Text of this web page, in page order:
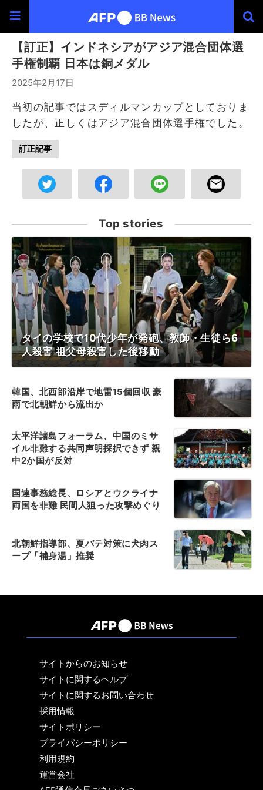
【訂正】インドネシアがアジア混合団体選
手権制覇 日本は銅メダル
2025年2月17日
当初の記事では スディルマンカップとしておりま
したが、正しくはアジア混合団体選手権でした。
訂正記事
Top stories
タイの学校で10代少年が発砲、教師・生徒ら6
人殺害 祖父母殺害した後移動
韓国、北西部沿岸で地雷15個回収 豪
雨で北朝鮮から流出か
太平洋諸島フォーラム、中国のミサ
イル非難する共同声明採択できず 親
中2か国が反対
国連事務総長、ロシアとウクライナ
両国を非難 民間人狙った攻撃めぐり
北朝鮮指導部、夏バテ対策に犬肉ス
ープ「補身湯」推奨
サイトからのお知らせ
サイトに関するヘルプ
サイトに関するお問い合わせ
採用情報
サイトポリシー
プライバシーポリシー
利用規約
運営会社